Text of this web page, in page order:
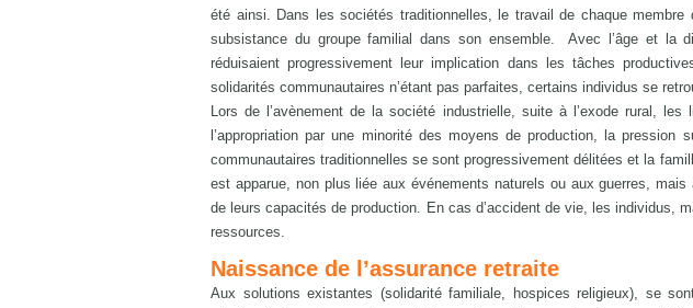
été ainsi. Dans les sociétés traditionnelles, le travail de chaque
subsistance du groupe familial dans son ensemble. Avec l’âge et la
réduisaient progressivement leur implication dans les tâches
solidarités communautaires n’étant pas parfaites, certains individus se
Lors de l’avènement de la société industrielle, suite à l’exode rural,
l’appropriation par une minorité des moyens de production, la
communautaires traditionnelles se sont progressivement délitées et la
est apparue, non plus liée aux événements naturels ou aux guerres,
de leurs capacités de production. En cas d’accident de vie, les individus,
ressources.
Naissance de l’assurance retraite
Aux solutions existantes (solidarité familiale, hospices religieux), se